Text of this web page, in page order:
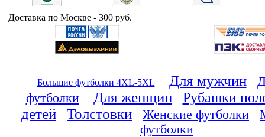
Доставка по Москве - 300 руб.
Большие футболки 4XL-5XL Для мужчин
футболки
Для женщин Рубашки
детей Толстовки Женские футболки
футболки